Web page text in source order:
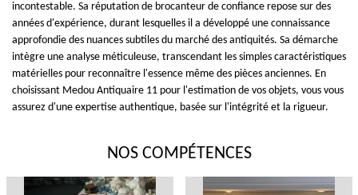
incontestable. Sa réputation de brocanteur de confiance repose sur des
années d'expérience, durant lesquelles il a développé une connaissance
approfondie des nuances subtiles du marché des antiquités. Sa démarche
intègre une analyse méticuleuse, transcendant les simples caractéristiques
matérielles pour reconnaître l'essence même des pièces anciennes. En
choisissant Medou Antiquaire 11 pour l'estimation de vos objets, vous vous
assurez d'une expertise authentique, basée sur l'intégrité et la rigueur.
NOS COMPÉTENCES